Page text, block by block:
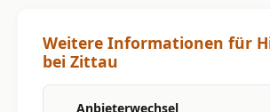
Weitere Informationen für
bei Zittau
Anbieterwechsel